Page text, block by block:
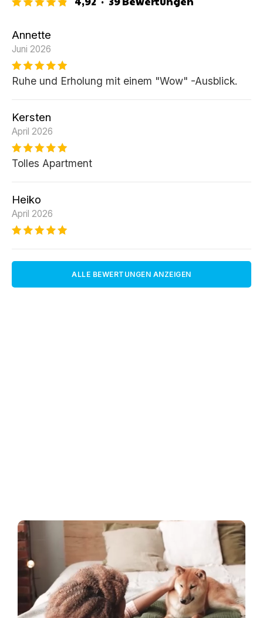
Annette
Juni 2026
Ruhe und Erholung mit einem "Wow" -Ausblick.
Kersten
April 2026
Tolles Apartment
Heiko
April 2026
ALLE BEWERTUNGEN ANZEIGEN